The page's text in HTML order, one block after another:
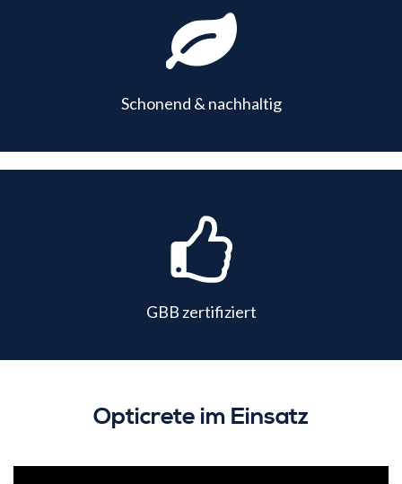
Schonend & nachhaltig
GBB zertifiziert
Opticrete im Einsatz